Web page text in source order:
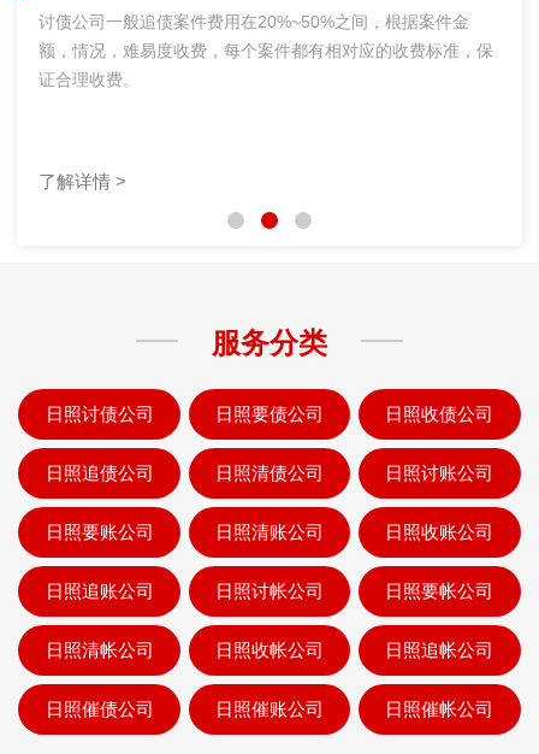
讨债公司一般追债案件费用在20%~50%之间，根据案件金
额，情况，难易度收费，每个案件都有相对应的收费标准，保
证合理收费。
了解详情 >
服务分类
日照讨债公司 日照要债公司 日照收债公司
日照追债公司 日照清债公司 日照讨账公司
日照要账公司 日照清账公司 日照收账公司
日照追账公司 日照讨帐公司 日照要帐公司
日照清帐公司 日照收帐公司 日照追帐公司
日照催债公司 日照催账公司 日照催帐公司